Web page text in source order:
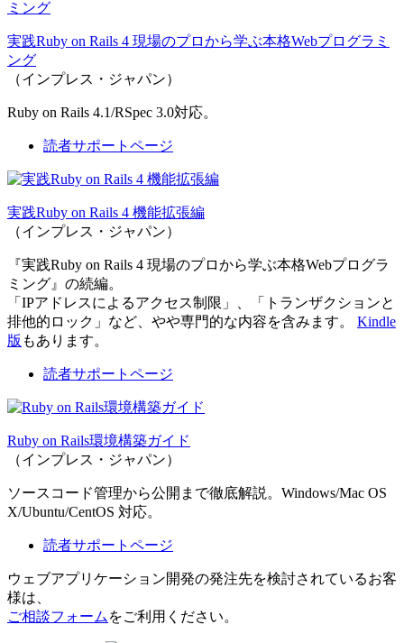
実践Ruby on Rails 4 現場のプロから学ぶ本格Webプログラミ
ング
（インプレス・ジャパン）
Ruby on Rails 4.1/RSpec 3.0対応。
読者サポートページ
実践Ruby on Rails 4 機能拡張編
（インプレス・ジャパン）
『実践Ruby on Rails 4 現場のプロから学ぶ本格Webプログラ
ミング』の続編。
「IPアドレスによるアクセス制限」、「トランザクションと
排他的ロック」など、やや専門的な内容を含みます。 Kindle
版 もあります。
読者サポートページ
Ruby on Rails環境構築ガイド
（インプレス・ジャパン）
ソースコード管理から公開まで徹底解説。Windows/Mac OS
X/Ubuntu/CentOS 対応。
読者サポートページ
ウェブアプリケーション開発の発注先を検討されているお客
様は、
ご相談フォーム をご利用ください。